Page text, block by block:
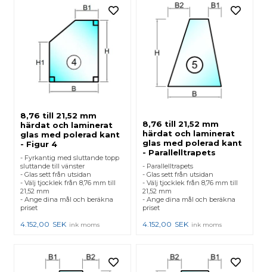
8,76 till 21,52 mm
härdat och laminerat
glas med polerad kant
- Figur 4
- Fyrkantig med sluttande topp
sluttande till vänster
- Glas sett från utsidan
- Välj tjocklek från 8,76 mm till
21,52 mm
- Ange dina mål och beräkna
priset
4.152,00 SEK ink moms
8,76 till 21,52 mm
härdat och laminerat
glas med polerad kant
- Parallelltrapets
- Parallelltrapets
- Glas sett från utsidan
- Välj tjocklek från 8,76 mm till
21,52 mm
- Ange dina mål och beräkna
priset
4.152,00 SEK ink moms